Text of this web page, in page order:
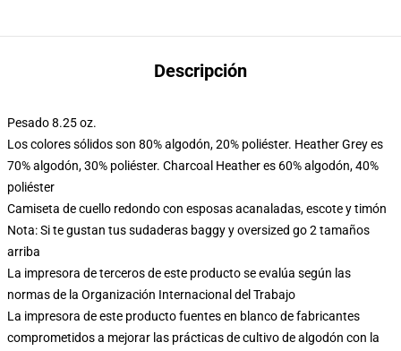
Descripción
Pesado 8.25 oz.
Los colores sólidos son 80% algodón, 20% poliéster. Heather Grey es
70% algodón, 30% poliéster. Charcoal Heather es 60% algodón, 40%
poliéster
Camiseta de cuello redondo con esposas acanaladas, escote y timón
Nota: Si te gustan tus sudaderas baggy y oversized go 2 tamaños
arriba
La impresora de terceros de este producto se evalúa según las
normas de la Organización Internacional del Trabajo
La impresora de este producto fuentes en blanco de fabricantes
comprometidos a mejorar las prácticas de cultivo de algodón con la